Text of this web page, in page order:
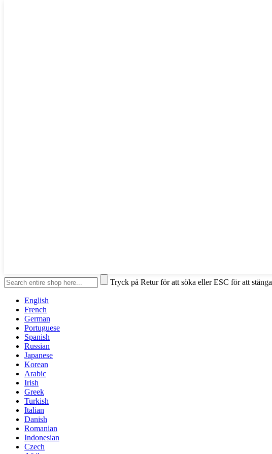
Tryck på Retur för att söka eller ESC för att stänga
English
French
German
Portuguese
Spanish
Russian
Japanese
Korean
Arabic
Irish
Greek
Turkish
Italian
Danish
Romanian
Indonesian
Czech